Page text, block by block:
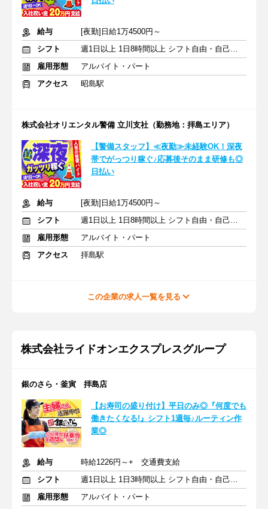
給与
[夜勤]日給1万4500円～
シフト
週1日以上 1日8時間以上 シフト自由・自己申告
雇用形態
アルバイト・パート
アクセス
昭島駅
株式会社オリエンタル警備 立川支社（勤務地：拝島エリア）
【警備スタッフ】≪夜勤≫未経験OK！深夜
帯でがっつり稼ぐ♪応募後そのまま研修も◎
日払い
給与
[夜勤]日給1万4500円～
シフト
週1日以上 1日8時間以上 シフト自由・自己申告
雇用形態
アルバイト・パート
アクセス
拝島駅
この企業の求人一覧を見る
株式会社ライドオンエクスプレスグループ
銀のさら・釜寅 拝島店
【お寿司の盛り付け】平日のみ◎『何度でも
働きたくなる!』シフト1週毎♪ルーティン作
業◎
給与
時給1226円～+ 交通費支給
シフト
週1日以上 1日3時間以上 シフト自由・自己申告
雇用形態
アルバイト・パート